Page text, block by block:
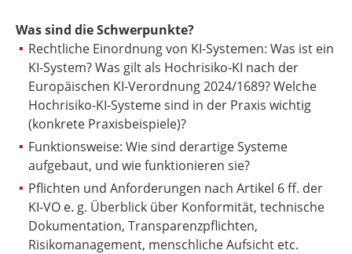
Was sind die Schwerpunkte?
Rechtliche Einordnung von KI-Systemen: Was ist ein
KI-System? Was gilt als Hochrisiko-KI nach der
Europäischen KI-Verordnung 2024/1689? Welche
Hochrisiko-KI-Systeme sind in der Praxis wichtig
(konkrete Praxisbeispiele)?
Funktionsweise: Wie sind derartige Systeme
aufgebaut, und wie funktionieren sie?
Pflichten und Anforderungen nach Artikel 6 ff. der
KI-VO e. g. Überblick über Konformität, technische
Dokumentation, Transparenzpflichten,
Risikomanagement, menschliche Aufsicht etc.